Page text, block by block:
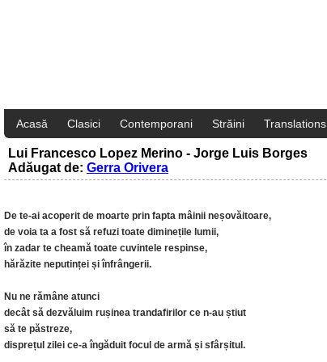
Acasă Clasici Contemporani Străini Translations
Lui Francesco Lopez Merino - Jorge Luis Borges
Adăugat de: Gerra Orivera
De te-ai acoperit de moarte prin fapta mâinii neșovăitoare,
de voia ta a fost să refuzi toate diminețile lumii,
în zadar te cheamă toate cuvintele respinse,
hărăzite neputinței și înfrângerii.
Nu ne rămâne atunci
decât să dezvăluim rușinea trandafirilor ce n-au știut
să te păstreze,
disprețul zilei ce-a îngăduit focul de armă și sfârșitul.